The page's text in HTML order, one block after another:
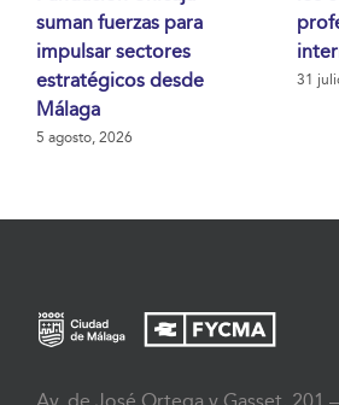
suman fuerzas para
impulsar sectores
estratégicos desde
Málaga
5 agosto, 2026
31
Av. de José Ortega y Gasset, 201